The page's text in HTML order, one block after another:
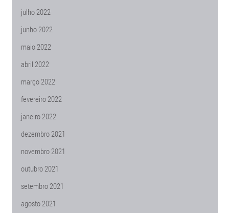
julho 2022
junho 2022
maio 2022
abril 2022
março 2022
fevereiro 2022
janeiro 2022
dezembro 2021
novembro 2021
outubro 2021
setembro 2021
agosto 2021